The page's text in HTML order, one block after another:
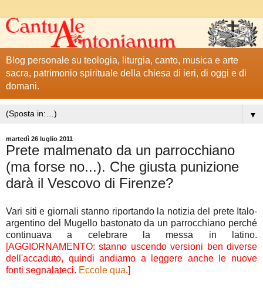
Blog personale su teologia, liturgia, canto, musica e arte
sacra, patrimonio spirituale della chiesa di ieri, di oggi e di
domani.
▼
martedì 26 luglio 2011
Prete malmenato da un parrocchiano
(ma forse no...). Che giusta punizione
darà il Vescovo di Firenze?
Vari siti e giornali stanno riportando la notizia del prete Italo-
argentino del Mugello bastonato da un parrocchiano perché
continuava a celebrare la messa in latino.
[AGGIORNAMENTO: stanno uscendo versioni ben diverse
dell'accaduto, quindi andiamo a leggere anche le nuove
fonti segnalateci. Eccole qua.]